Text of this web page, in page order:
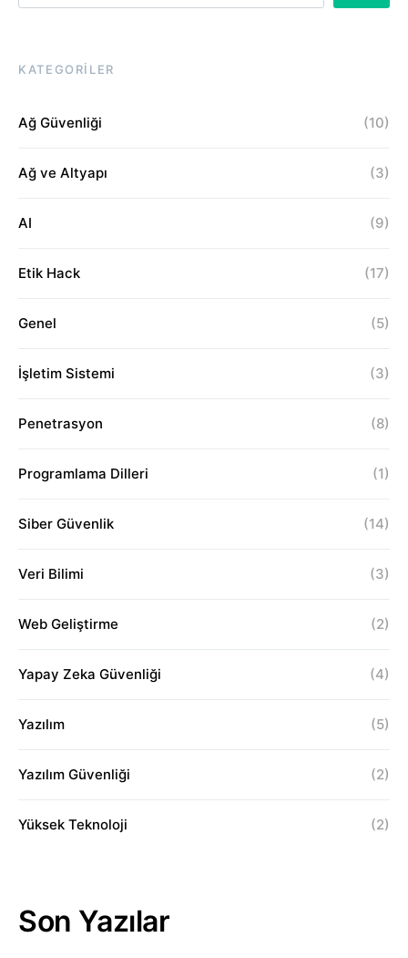
KATEGORILER
Ağ Güvenliği (10)
Ağ ve Altyapı (3)
AI (9)
Etik Hack (17)
Genel (5)
İşletim Sistemi (3)
Penetrasyon (8)
Programlama Dilleri (1)
Siber Güvenlik (14)
Veri Bilimi (3)
Web Geliştirme (2)
Yapay Zeka Güvenliği (4)
Yazılım (5)
Yazılım Güvenliği (2)
Yüksek Teknoloji (2)
Son Yazılar